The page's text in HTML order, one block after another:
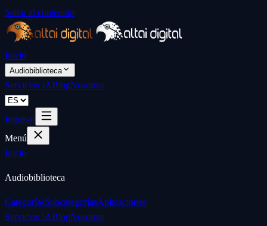
Saltar al contenido
Inicio
Audiobiblioteca
Servicios IABlogNosotros
Ingresar
Menú
Inicio
Audiobiblioteca
CategoríasSubcategoríasAplicaciones
Servicios IABlogNosotros